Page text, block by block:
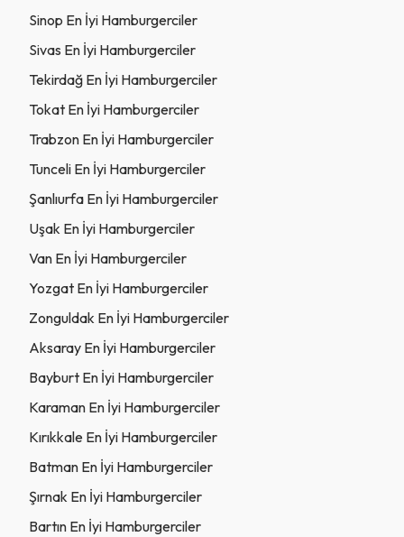
Sinop En İyi Hamburgerciler
Sivas En İyi Hamburgerciler
Tekirdağ En İyi Hamburgerciler
Tokat En İyi Hamburgerciler
Trabzon En İyi Hamburgerciler
Tunceli En İyi Hamburgerciler
Şanlıurfa En İyi Hamburgerciler
Uşak En İyi Hamburgerciler
Van En İyi Hamburgerciler
Yozgat En İyi Hamburgerciler
Zonguldak En İyi Hamburgerciler
Aksaray En İyi Hamburgerciler
Bayburt En İyi Hamburgerciler
Karaman En İyi Hamburgerciler
Kırıkkale En İyi Hamburgerciler
Batman En İyi Hamburgerciler
Şırnak En İyi Hamburgerciler
Bartın En İyi Hamburgerciler